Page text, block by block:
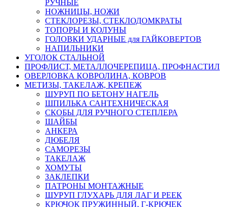
РУЧНЫЕ
НОЖНИЦЫ, НОЖИ
СТЕКЛОРЕЗЫ, СТЕКЛОДОМКРАТЫ
ТОПОРЫ И КОЛУНЫ
ГОЛОВКИ УДАРНЫЕ для ГАЙКОВЕРТОВ
НАПИЛЬНИКИ
УГОЛОК СТАЛЬНОЙ
ПРОФЛИСТ, МЕТАЛЛОЧЕРЕПИЦА, ПРОФНАСТИЛ
ОВЕРЛОВКА КОВРОЛИНА, КОВРОВ
МЕТИЗЫ, ТАКЕЛАЖ, КРЕПЕЖ
ШУРУП ПО БЕТОНУ НАГЕЛЬ
ШПИЛЬКА САНТЕХНИЧЕСКАЯ
СКОБЫ ДЛЯ РУЧНОГО СТЕПЛЕРА
ШАЙБЫ
АНКЕРА
ДЮБЕЛЯ
САМОРЕЗЫ
ТАКЕЛАЖ
ХОМУТЫ
ЗАКЛЕПКИ
ПАТРОНЫ МОНТАЖНЫЕ
ШУРУП ГЛУХАРЬ ДЛЯ ЛАГ И РЕЕК
КРЮЧОК ПРУЖИННЫЙ, Г-КРЮЧЕК